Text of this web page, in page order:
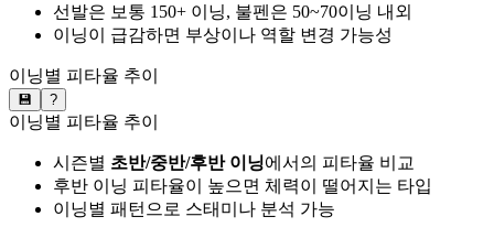
선발은 보통 150+ 이닝, 불펜은 50~70이닝 내외
이닝이 급감하면 부상이나 역할 변경 가능성
이닝별 피타율 추이
💾 ?
이닝별 피타율 추이
시즌별 초반/중반/후반 이닝에서의 피타율 비교
후반 이닝 피타율이 높으면 체력이 떨어지는 타입
이닝별 패턴으로 스태미나 분석 가능